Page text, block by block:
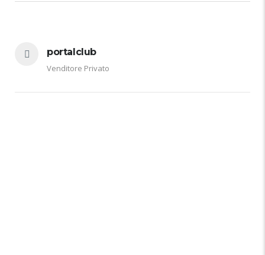
portalclub
Venditore Privato